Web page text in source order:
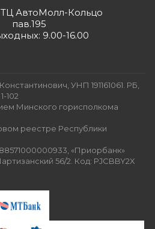
АвтоМолл-Кольцо
пав.195
9.00-16.00
УНП 191161061. РБ,
102
Минского горисполкома
реестре Республики
«Приорбанк»
56/2. Код: PJCBBY2X